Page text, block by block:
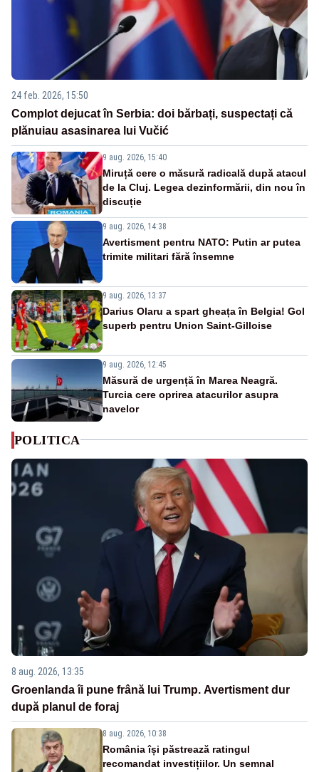
24 feb. 2026, 15:50
Complot dejucat în Serbia: doi bărbați, suspectați că
plănuiau asasinarea lui Vučić
9 aug. 2026, 15:40
Miruță cere o măsură radicală după atacul
de la Cluj. Legea dezinformării, din nou în
discuție
9 aug. 2026, 14:38
Avertisment pentru NATO: Putin ar putea
trimite militari fără însemne
9 aug. 2026, 13:37
Darius Olaru a spart gheața în Belgia! Gol
superb pentru Union Saint-Gilloise
9 aug. 2026, 12:45
Măsură de urgență în Marea Neagră.
Turcia cere oprirea atacurilor asupra
navelor
POLITICA
8 aug. 2026, 13:35
Groenlanda îi pune frână lui Trump. Avertisment dur
după planul de foraj
8 aug. 2026, 10:38
România își păstrează ratingul
recomandat investițiilor. Un semnal